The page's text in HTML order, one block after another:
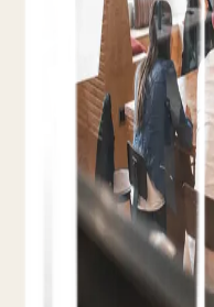
7 min
Comisión del 15-
Clave
Las cuatro
independientes
comisiones de las
reservas directas a
web, incentivos y
Leer el artículo